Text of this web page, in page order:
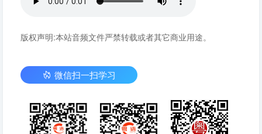
版权声明:本站音频文件严禁转载或者其它商业用途。
微信扫一扫学习